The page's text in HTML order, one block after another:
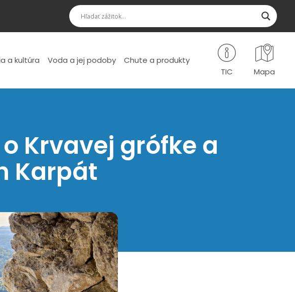
a kultúra Voda a jej podoby
Chute a produkty
TIC
Mapa
Krvavej grófke a
Karpát